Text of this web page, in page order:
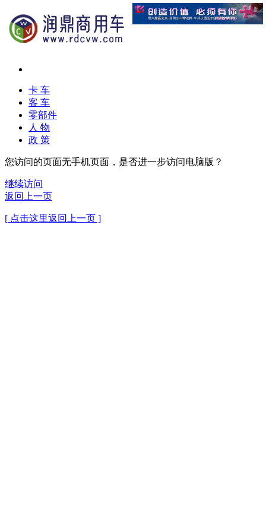
卡 车
客 车
零部件
人 物
政 策
您访问的页面无手机页面，是否进一步访问电脑版？
继续访问
返回上一页
[ 点击这里返回上一页 ]